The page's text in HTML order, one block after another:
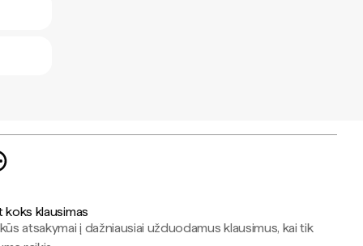
koks klausimas
atsakymai į dažniausiai užduodamus klausimus, kai tik